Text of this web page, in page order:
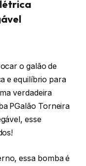
o galão de
e equilíbrio para
verdadeira
PGalão Torneira
esse
essa bomba é